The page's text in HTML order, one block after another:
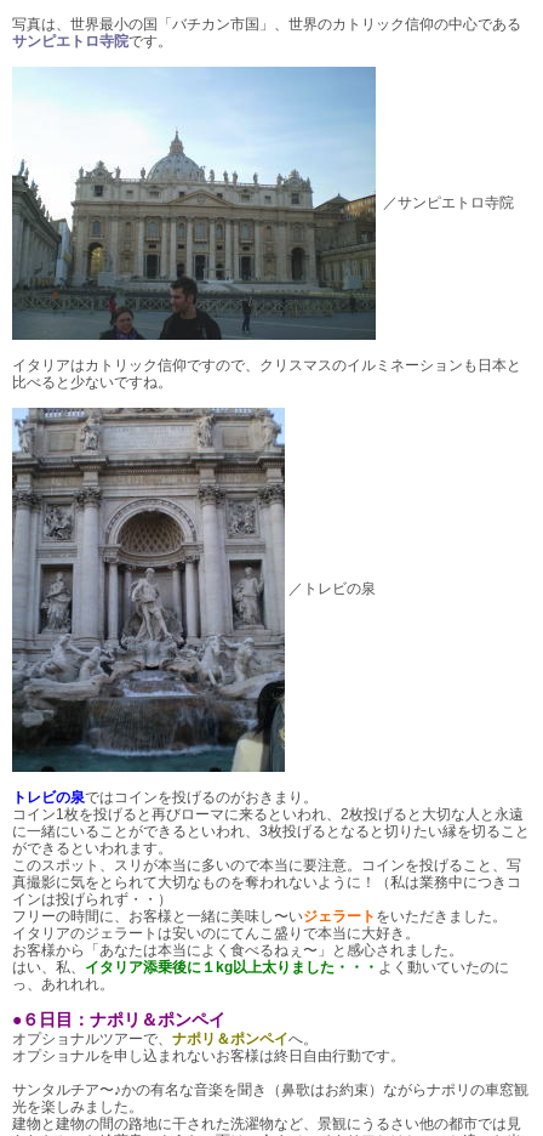
写真は、世界最小の国「バチカン市国」、世界のカトリック信仰の中心である
サンピエトロ寺院です。
／サンピエトロ寺院
イタリアはカトリック信仰ですので、クリスマスのイルミネーションも日本と
比べると少ないですね。
／トレビの泉
トレビの泉ではコインを投げるのがおきまり。
コイン1枚を投げると再びローマに来るといわれ、2枚投げると大切な人と永遠
に一緒にいることができるといわれ、3枚投げるとなると切りたい縁を切ること
ができるといわれます。
このスポット、スリが本当に多いので本当に要注意。コインを投げること、写
真撮影に気をとられて大切なものを奪われないように！（私は業務中につきコ
インは投げられず・・）
フリーの時間に、お客様と一緒に美味し〜いジェラート をいただきました。
イタリアのジェラートは安いのにてんこ盛りで本当に大好き。
お客様から「あなたは本当によく食べるねぇ〜」と感心されました。
はい、私、 イタリア添乗後に１kg以上太りました・・・ よく動いていたのに
っ、あれれれ。
●６日目：ナポリ＆ポンペイ
オプショナルツアーで、 ナポリ＆ポンペイへ。
オプショナルを申し込まれないお客様は終日自由行動です。
サンタルチア〜♪かの有名な音楽を聞き（鼻歌はお約束）ながらナポリの車窓観
光を楽しみました。
建物と建物の間の路地に干された洗濯物など、景観にうるさい他の都市では見